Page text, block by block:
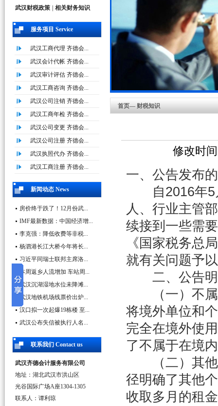
武汉财税政策
相关财务知识
服务项目 Service
武汉工商代理 齐德会...
武汉会计代帐 齐德会...
武汉审计评估 齐德会...
武汉工商咨询 齐德会...
武汉公司注销 齐德会...
武汉工商年检 齐德会...
武汉公司变更 齐德会...
武汉公司注册 齐德会...
武汉执照代办 齐德会...
武汉工商注册 齐德会...
新闻动态 News
房价终于跌了！12月份武...
IMF最新数据：中国经济增...
李克强：降低收费等非税...
杨泗港长江大桥今年将长...
习近平同瑞士联邦主席洛...
本周返乡人流增加 车站周...
武汉沉湖湿地水位未降滩...
武汉地铁机场线票价出炉...
汉口拟一次起爆19栋楼 至...
武汉公布失信被执行人名...
联系我们 Contact us
武汉齐德会计服务有限公司
地址：湖北武汉市洪山区
光谷国际广场A座1304-1305
联系人：谭利琼
首页— 财税知识
修改时
一、公告发布
自2016年5
人、行业主管
续接到一些需
《国家税务总
就有关问题予
二、公告明
（一）不属
将境外单位和
完全在境外使
了不属于在境
（二）其他
径明确了其他
收取多月的租